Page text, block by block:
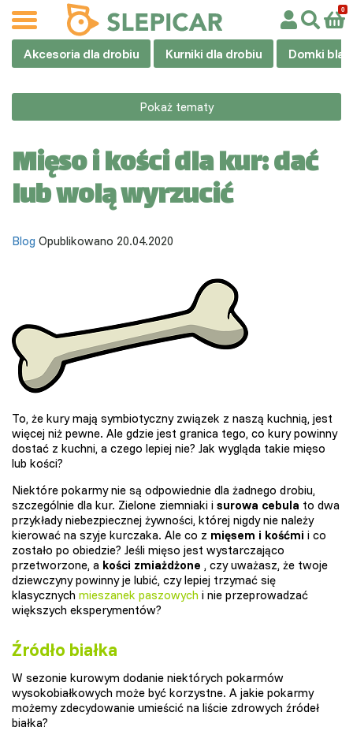
Akcesoria dla drobiu Kurniki dla drobiu Domki
Pokaż tematy
Mięso i kości dla kur: dać
lub wolą wyrzucić
Blog Opublikowano 20.04.2020
To, że kury mają symbiotyczny związek z naszą kuchnią, jest
więcej niż pewne. Ale gdzie jest granica tego, co kury powinny
dostać z kuchni, a czego lepiej nie? Jak wygląda takie mięso
lub kości?
Niektóre pokarmy nie są odpowiednie dla żadnego drobiu,
szczególnie dla kur. Zielone ziemniaki i surowa cebula to dwa
przykłady niebezpiecznej żywności, której nigdy nie należy
kierować na szyje kurczaka. Ale co z mięsem i kośćmi i co
zostało po obiedzie? Jeśli mięso jest wystarczająco
przetworzone, a kości zmiażdżone , czy uważasz, że twoje
dziewczyny powinny je lubić, czy lepiej trzymać się
klasycznych mieszanek paszowych i nie przeprowadzać
większych eksperymentów?
Źródło białka
W sezonie kurowym dodanie niektórych pokarmów
wysokobiałkowych może być korzystne. A jakie pokarmy
możemy zdecydowanie umieścić na liście zdrowych źródeł
białka?